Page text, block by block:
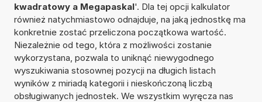
kwadratowy a Megapaskal'. Dla tej opcji kalkulator
również natychmiastowo odnajduje, na jaką jednostkę ma
konkretnie zostać przeliczona początkowa wartość.
Niezależnie od tego, która z możliwości zostanie
wykorzystana, pozwala to uniknąć niewygodnego
wyszukiwania stosownej pozycji na długich listach
wyników z miriadą kategorii i nieskończoną liczbą
obsługiwanych jednostek. We wszystkim wyręcza nas